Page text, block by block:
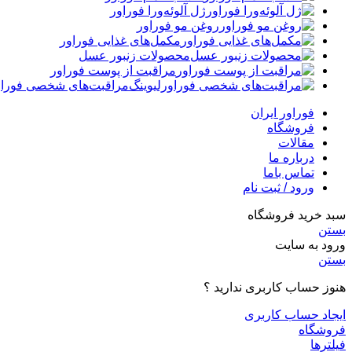
ژل آلوئه‌ورا فوراور
روغن مو فوراور
مکمل‌های غذایی فوراور
محصولات زنبور عسل
مراقبت از پوست فوراور
مراقبت‌های شخصی
فوراور ایران
فروشگاه
مقالات
درباره ما
تماس باما
ورود / ثبت نام
سبد خرید فروشگاه
بستن
ورود به سایت
بستن
هنوز حساب کاربری ندارید ؟
ایجاد حساب کاربری
فروشگاه
فیلترها